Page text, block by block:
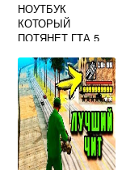
НОУТБУК
КОТОРЫЙ
ПОТЯНЕТ ГТА 5